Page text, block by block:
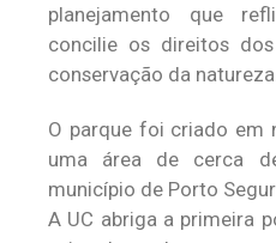
planejamento que
concilie os direitos
conservação da natureza.
O parque foi criado em
uma área de cerca
município de Porto
A UC abriga a primeira